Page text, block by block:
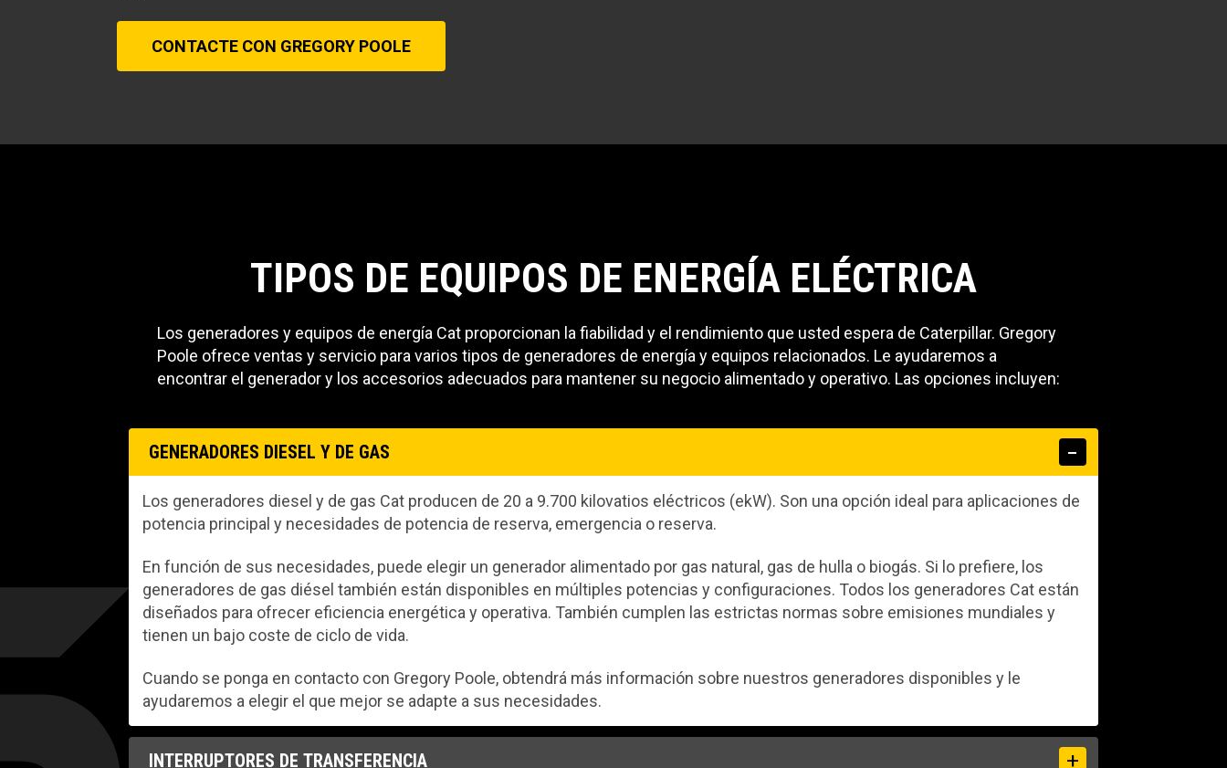
CONTACTE CON GREGORY POOLE
TIPOS DE EQUIPOS DE ENERGÍA ELÉCTRICA
Los generadores y equipos de energía Cat proporcionan la fiabilidad y el rendimiento que usted espera de Caterpillar. Gregory
Poole ofrece ventas y servicio para varios tipos de generadores de energía y equipos relacionados. Le ayudaremos a
encontrar el generador y los accesorios adecuados para mantener su negocio alimentado y operativo. Las opciones incluyen:
GENERADORES DIESEL Y DE GAS
Los generadores diesel y de gas Cat producen de 20 a 9.700 kilovatios eléctricos (ekW). Son una opción ideal para aplicaciones de
potencia principal y necesidades de potencia de reserva, emergencia o reserva.
En función de sus necesidades, puede elegir un generador alimentado por gas natural, gas de hulla o biogás. Si lo prefiere, los
generadores de gas diésel también están disponibles en múltiples potencias y configuraciones. Todos los generadores Cat están
diseñados para ofrecer eficiencia energética y operativa. También cumplen las estrictas normas sobre emisiones mundiales y
tienen un bajo coste de ciclo de vida.
Cuando se ponga en contacto con Gregory Poole, obtendrá más información sobre nuestros generadores disponibles y le
ayudaremos a elegir el que mejor se adapte a sus necesidades.
INTERRUPTORES DE TRANSFERENCIA